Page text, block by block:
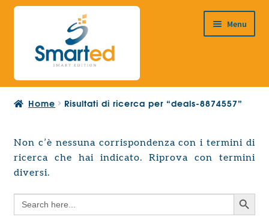
Vai
navigazione
Vai
contenuto
Menu
HOME
PRODOTTI
Espandi
il
child
PROGETTAZIONE EUROPEA
menu
child
Home Risultati di ricerca per “deals-8874557”
Non c’è nessuna corrispondenza con i termini di
ricerca che hai indicato. Riprova con termini
diversi.
Search
for:
Search Button